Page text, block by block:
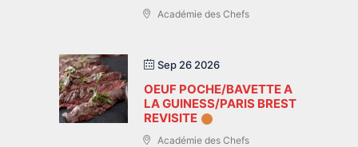
Académie des Chefs
Sep 26 2026
OEUF POCHE/BAVETTE A
LA GUINESS/PARIS BREST
REVISITE
Académie des Chefs